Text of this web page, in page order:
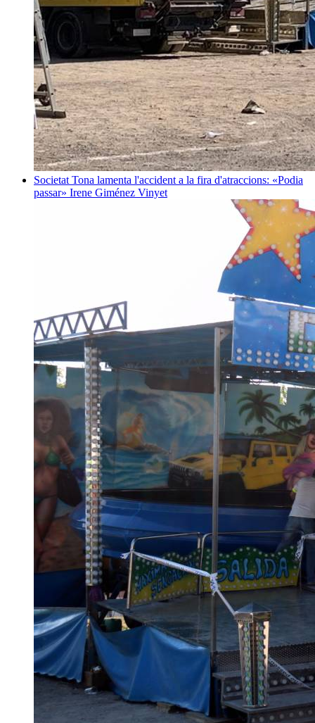
Societat Tona lamenta l'accident a la fira d'atraccions: «Podia
passar» Irene Giménez Vinyet